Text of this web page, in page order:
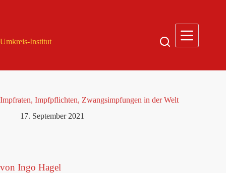
Umkreis-Institut
Impfraten, Impfpflichten, Zwangsimpfungen in der Welt
17. September 2021
von Ingo Hagel